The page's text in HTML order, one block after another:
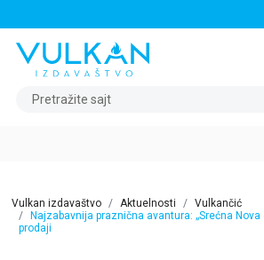
Pretražite sajt
Vulkan izdavaštvo Aktuelnosti
Vulkančić
Najzabavnija praznična avantura: „Srećna
prodaji